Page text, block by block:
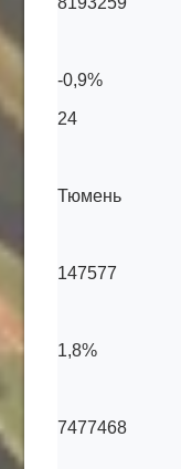
-0,9%
24
Тюмень
147577
1,8%
7477468